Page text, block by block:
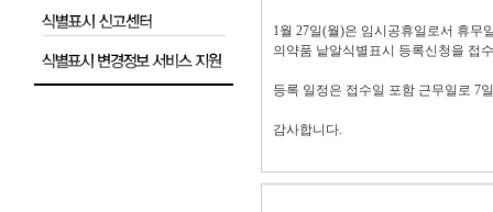
1월 27일(월)은 임시공휴일로서 휴무
의약품 낱알식별표시 등록신청을 접
등록 일정은 접수일 포함 근무일로 7
감사합니다.